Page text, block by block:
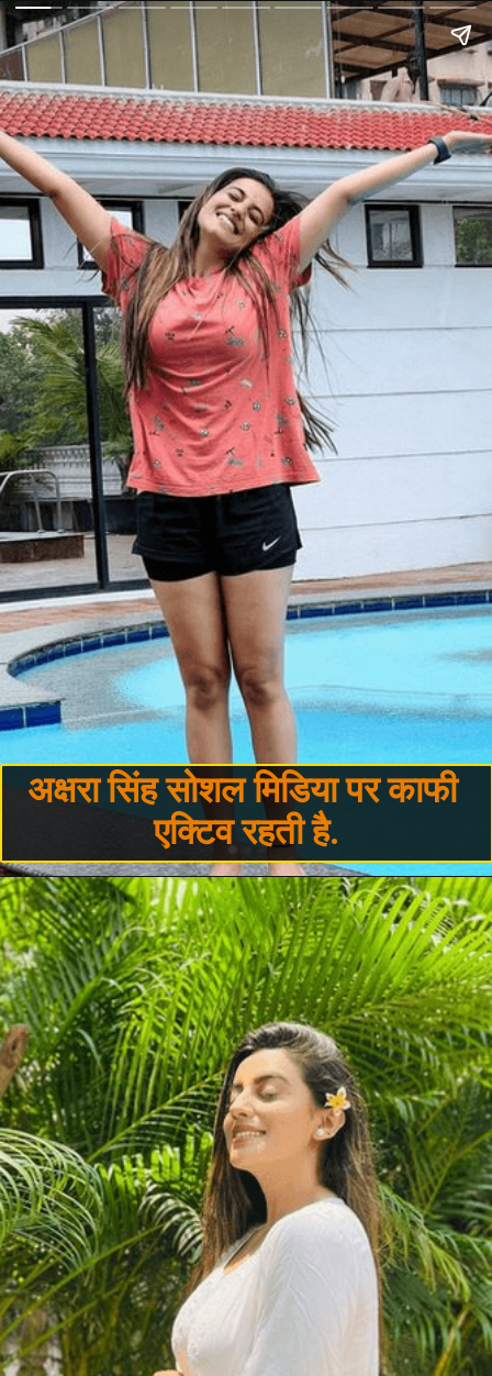
अक्षरा सिंह सोशल मिडिया पर काफी
एक्टिव रहती है.